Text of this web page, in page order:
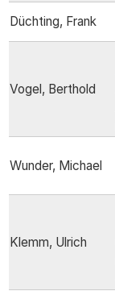
Düchting, Frank
Vogel, Berthold
Wunder, Michael
Klemm, Ulrich